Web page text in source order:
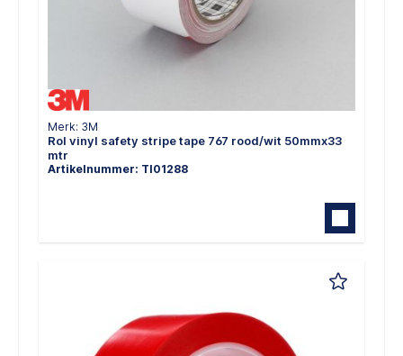
Merk: 3M
Rol vinyl safety stripe tape 767 rood/wit 50mmx33
mtr
Artikelnummer: TI01288